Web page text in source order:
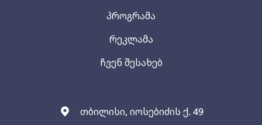
თბილისი, იოსებიძის ქ. 49
პროგრამა
რეკლამა
ჩვენ შესახებ